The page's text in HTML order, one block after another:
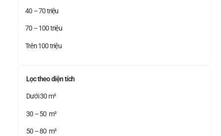
40 – 70 triệu
70 – 100 triệu
Trên 100 triệu
Lọc theo diện tích
Dưới 30 m²
30 – 50 m²
50 – 80 m²